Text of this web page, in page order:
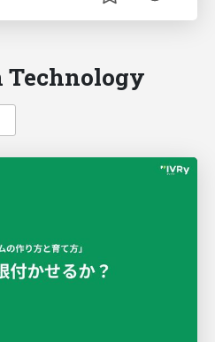
Technology